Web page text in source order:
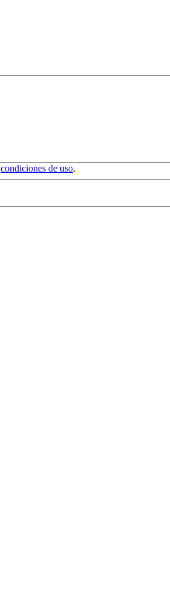
condiciones de uso.